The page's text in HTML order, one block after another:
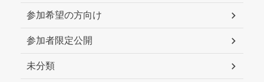
参加希望の方向け
参加者限定公開
未分類